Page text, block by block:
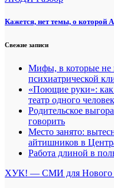
Кажется, нет темы, о которой
Свежие записи
Мифы, в которые не
психиатрической
«Поющие руки»: как
театр одного
Родительское
говорить
Место занято:
айтишников в
Работа длиной в
ХУК! — СМИ для Нового